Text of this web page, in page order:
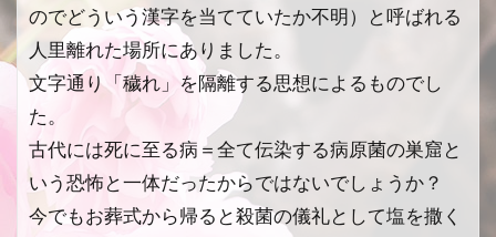
のでどういう漢字を当てていたか不明）と呼ばれる
人里離れた場所にありました。
文字通り「穢れ」を隔離する思想によるものでし
た。
古代には死に至る病＝全て伝染する病原菌の巣窟と
いう恐怖と一体だったからではないでしょうか？
今でもお葬式から帰ると殺菌の儀礼として塩を撒く